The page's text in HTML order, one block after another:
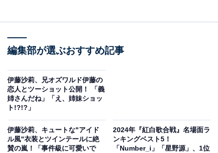
編集部が選ぶおすすめ記事
伊藤沙莉、兄オズワルド伊藤の
恋人とツーショット公開！ 「義
姉さんだね」「え、姉妹ショッ
ト!?!?」
伊藤沙莉、キュートな"アイド
ル風"衣装とツインテールに絶
賛の嵐！「事件級に可愛いで
2024年『紅白歌合戦』名場面ラ
ンキングベスト5！
「Number_i」「星野源」、1位